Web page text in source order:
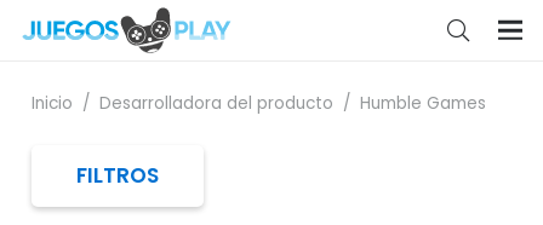
Inicio / Desarrolladora del producto / Humble Games
FILTROS